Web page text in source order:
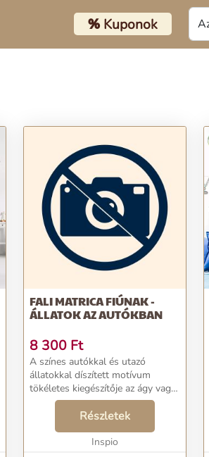
%Kuponok
FALI MATRICA FIÚNAK -
ÁLLATOK AZ AUTÓKBAN
8 300 Ft
A színes autókkal és utazó
állatokkal díszített motívum
tökéletes kiegészítője az ágy vagy
az íróasztal fölé. A kiváló
minőségű, csillagokkal és
felhőkkel díszített matrica igazi
kalandos hangulatot k...
Részletek
Inspio